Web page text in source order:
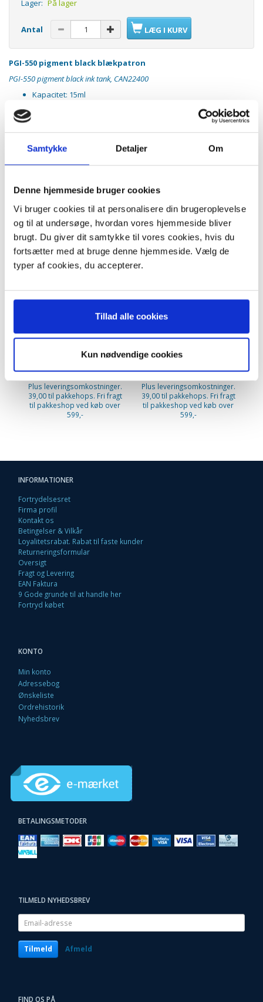
Samtykke Detaljer Om
Denne hjemmeside bruger cookies
Vi bruger cookies til at personalisere din brugeroplevelse
og til at undersøge, hvordan vores hjemmeside bliver
brugt. Du giver dit samtykke til vores cookies, hvis du
fortsætter med at bruge denne hjemmeside. Vælg de
typer af cookies, du accepterer.
Tillad alle cookies
Kun nødvendige cookies
Lager: På lager
Antal LÆG I KURV
PGI-550 pigment black blækpatron
PGI-550 pigment black ink tank, CAN22400
Kapacitet: 15ml
Passer til følgende printere:
ANDRE KØBTE OGSÅ
centralstøvsugerposer (20
Plus leveringsomkostninger.
39,00 til pakkehops. Fri fragt
til pakkeshop ved køb over
599,-
Plus leveringsomkostninger.
39,00 til pakkehops. Fri fragt
til pakkeshop ved køb over
599,-
INFORMATIONER
Fortrydelsesret
Firma profil
Kontakt os
Betingelser & Vilkår
Loyalitetsrabat. Rabat til faste kunder
Returneringsformular
Oversigt
Fragt og Levering
EAN Faktura
9 Gode grunde til at handle her
Fortryd købet
KONTO
Min konto
Adressebog
Ønskeliste
Ordrehistorik
Nyhedsbrev
BETALINGSMETODER
TILMELD NYHEDSBREV
Email-
adresse
Tilmeld Afmeld
FIND OS PÅ